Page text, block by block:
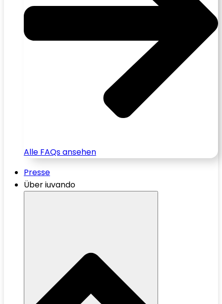
Alle FAQs ansehen
Presse
Über iuvando